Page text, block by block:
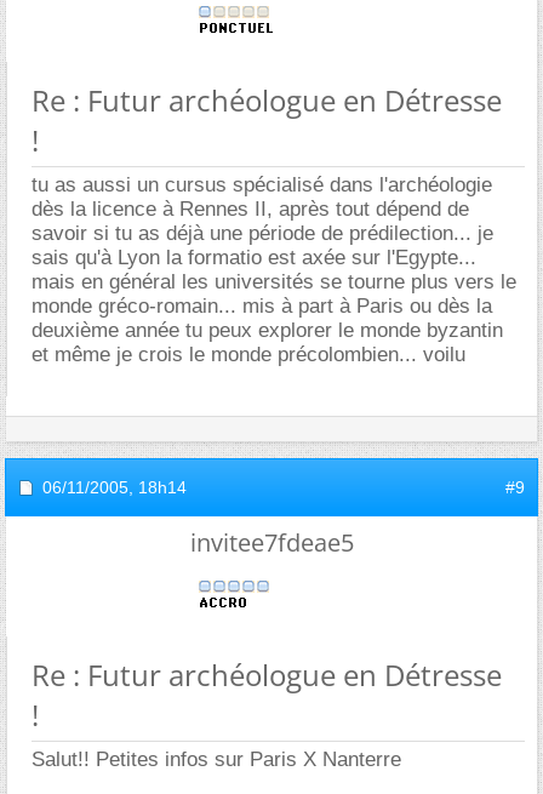
Re : Futur archéologue en Détresse
!
tu as aussi un cursus spécialisé dans l'archéologie
dès la licence à Rennes II, après tout dépend de
savoir si tu as déjà une période de prédilection... je
sais qu'à Lyon la formatio est axée sur l'Egypte...
mais en général les universités se tourne plus vers le
monde gréco-romain... mis à part à Paris ou dès la
deuxième année tu peux explorer le monde byzantin
et même je crois le monde précolombien... voilu
06/11/2005, 18h14 #9
invitee7fdeae5
Re : Futur archéologue en Détresse
!
Salut!! Petites infos sur Paris X Nanterre